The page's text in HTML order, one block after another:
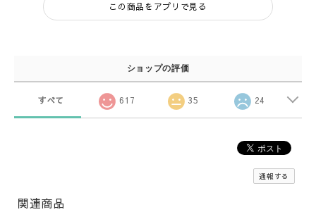
この商品をアプリで見る
ショップの評価
すべて 617 35 24
通報する
関連商品